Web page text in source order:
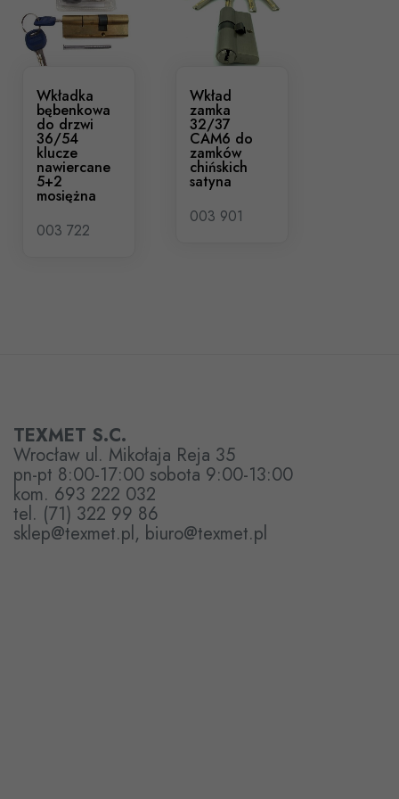
Wkładka
bębenkowa
do drzwi
36/54
klucze
nawiercane
5+2
mosiężna
003 722
Wkład
zamka
32/37
CAM6 do
zamków
chińskich
satyna
003 901
TEXMET S.C.
Wrocław ul. Mikołaja Reja 35
pn-pt 8:00-17:00 sobota 9:00-13:00
kom. 693 222 032
tel. (71) 322 99 86
sklep@texmet.pl, biuro@texmet.pl